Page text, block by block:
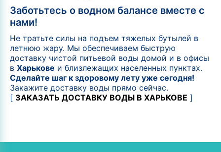
Заботьтесь о водном балансе вместе с
нами!
Не тратьте силы на подъем тяжелых бутылей в
летнюю жару. Мы обеспечиваем быструю
доставку чистой питьевой воды домой и в офисы
в Харькове и близлежащих населенных пунктах.
Сделайте шаг к здоровому лету уже сегодня!
Закажите доставку воды прямо сейчас.
[ ЗАКАЗАТЬ ДОСТАВКУ ВОДЫ В ХАРЬКОВЕ ]